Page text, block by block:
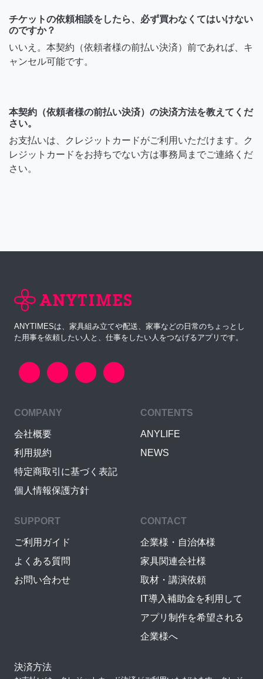
チケットの依頼相談をしたら、必ず買わなくてはいけない
のですか？
いいえ。本契約（依頼者様の前払い決済）前であれば、キ
ャンセル可能です。
本契約（依頼者様の前払い決済）の決済方法を教えてくだ
さい。
お支払いは、クレジットカードがご利用いただけます。ク
レジットカードをお持ちでない方は事務局までご連絡くだ
さい。
ANYTIMESは、家具組み立てや配送、家事などの日常のちょっとし
た用事を依頼したい人と、仕事をしたい人をつなげるアプリです。
COMPANY
会社概要
利用規約
特定商取引に基づく表記
個人情報保護方針
CONTENTS
ANYLIFE
NEWS
SUPPORT
ご利用ガイド
よくある質問
お問い合わせ
CONTACT
企業様・自治体様
家具関連会社様
取材・講演依頼
IT導入補助金を利用して
アプリ制作を希望される
企業様へ
決済方法